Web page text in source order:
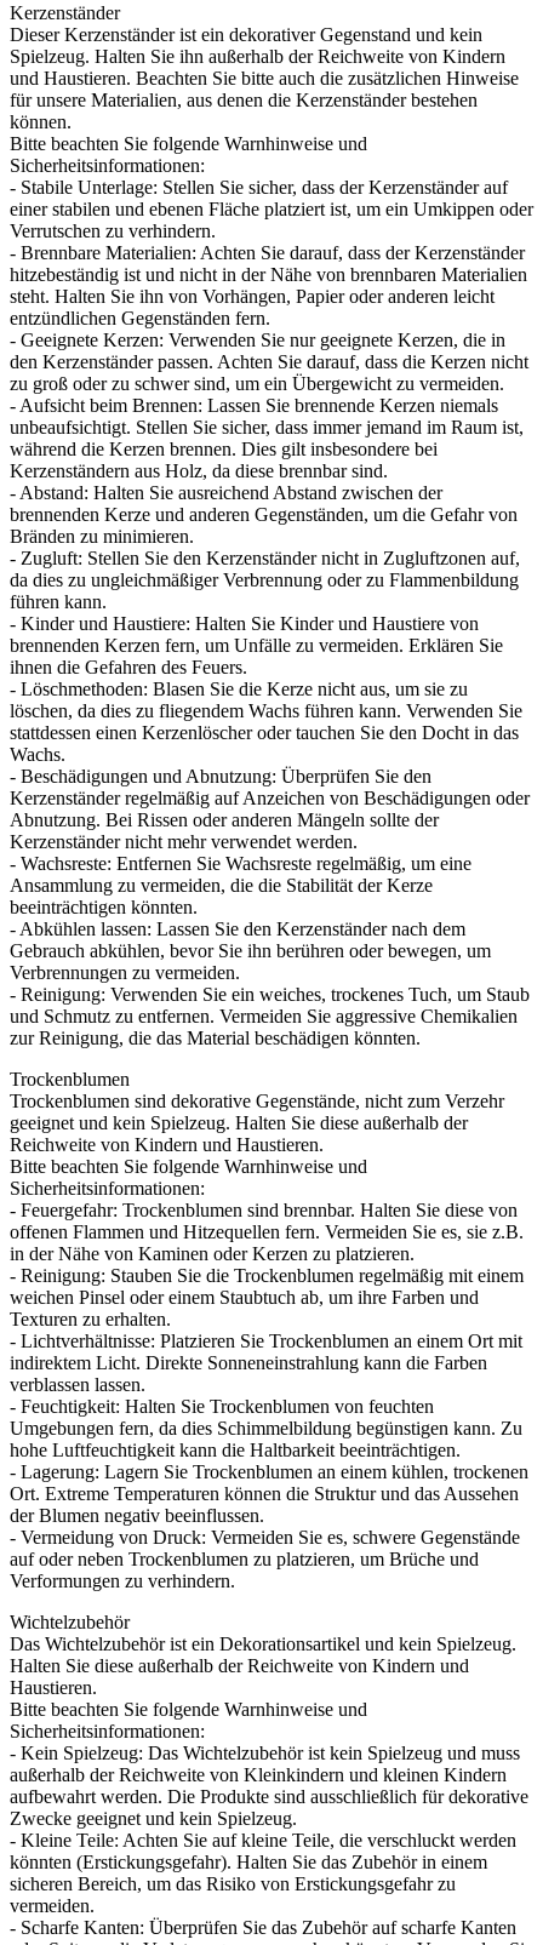
Kerzenständer
Dieser Kerzenständer ist ein dekorativer Gegenstand und kein
Spielzeug. Halten Sie ihn außerhalb der Reichweite von Kindern
und Haustieren. Beachten Sie bitte auch die zusätzlichen Hinweise
für unsere Materialien, aus denen die Kerzenständer bestehen
können.
Bitte beachten Sie folgende Warnhinweise und
Sicherheitsinformationen:
- Stabile Unterlage: Stellen Sie sicher, dass der Kerzenständer auf
einer stabilen und ebenen Fläche platziert ist, um ein Umkippen oder
Verrutschen zu verhindern.
- Brennbare Materialien: Achten Sie darauf, dass der Kerzenständer
hitzebeständig ist und nicht in der Nähe von brennbaren Materialien
steht. Halten Sie ihn von Vorhängen, Papier oder anderen leicht
entzündlichen Gegenständen fern.
- Geeignete Kerzen: Verwenden Sie nur geeignete Kerzen, die in
den Kerzenständer passen. Achten Sie darauf, dass die Kerzen nicht
zu groß oder zu schwer sind, um ein Übergewicht zu vermeiden.
- Aufsicht beim Brennen: Lassen Sie brennende Kerzen niemals
unbeaufsichtigt. Stellen Sie sicher, dass immer jemand im Raum ist,
während die Kerzen brennen. Dies gilt insbesondere bei
Kerzenständern aus Holz, da diese brennbar sind.
- Abstand: Halten Sie ausreichend Abstand zwischen der
brennenden Kerze und anderen Gegenständen, um die Gefahr von
Bränden zu minimieren.
- Zugluft: Stellen Sie den Kerzenständer nicht in Zugluftzonen auf,
da dies zu ungleichmäßiger Verbrennung oder zu Flammenbildung
führen kann.
- Kinder und Haustiere: Halten Sie Kinder und Haustiere von
brennenden Kerzen fern, um Unfälle zu vermeiden. Erklären Sie
ihnen die Gefahren des Feuers.
- Löschmethoden: Blasen Sie die Kerze nicht aus, um sie zu
löschen, da dies zu fliegendem Wachs führen kann. Verwenden Sie
stattdessen einen Kerzenlöscher oder tauchen Sie den Docht in das
Wachs.
- Beschädigungen und Abnutzung: Überprüfen Sie den
Kerzenständer regelmäßig auf Anzeichen von Beschädigungen oder
Abnutzung. Bei Rissen oder anderen Mängeln sollte der
Kerzenständer nicht mehr verwendet werden.
- Wachsreste: Entfernen Sie Wachsreste regelmäßig, um eine
Ansammlung zu vermeiden, die die Stabilität der Kerze
beeinträchtigen könnten.
- Abkühlen lassen: Lassen Sie den Kerzenständer nach dem
Gebrauch abkühlen, bevor Sie ihn berühren oder bewegen, um
Verbrennungen zu vermeiden.
- Reinigung: Verwenden Sie ein weiches, trockenes Tuch, um Staub
und Schmutz zu entfernen. Vermeiden Sie aggressive Chemikalien
zur Reinigung, die das Material beschädigen könnten.
Trockenblumen
Trockenblumen sind dekorative Gegenstände, nicht zum Verzehr
geeignet und kein Spielzeug. Halten Sie diese außerhalb der
Reichweite von Kindern und Haustieren.
Bitte beachten Sie folgende Warnhinweise und
Sicherheitsinformationen:
- Feuergefahr: Trockenblumen sind brennbar. Halten Sie diese von
offenen Flammen und Hitzequellen fern. Vermeiden Sie es, sie z.B.
in der Nähe von Kaminen oder Kerzen zu platzieren.
- Reinigung: Stauben Sie die Trockenblumen regelmäßig mit einem
weichen Pinsel oder einem Staubtuch ab, um ihre Farben und
Texturen zu erhalten.
- Lichtverhältnisse: Platzieren Sie Trockenblumen an einem Ort mit
indirektem Licht. Direkte Sonneneinstrahlung kann die Farben
verblassen lassen.
- Feuchtigkeit: Halten Sie Trockenblumen von feuchten
Umgebungen fern, da dies Schimmelbildung begünstigen kann. Zu
hohe Luftfeuchtigkeit kann die Haltbarkeit beeinträchtigen.
- Lagerung: Lagern Sie Trockenblumen an einem kühlen, trockenen
Ort. Extreme Temperaturen können die Struktur und das Aussehen
der Blumen negativ beeinflussen.
- Vermeidung von Druck: Vermeiden Sie es, schwere Gegenstände
auf oder neben Trockenblumen zu platzieren, um Brüche und
Verformungen zu verhindern.
Wichtelzubehör
Das Wichtelzubehör ist ein Dekorationsartikel und kein Spielzeug.
Halten Sie diese außerhalb der Reichweite von Kindern und
Haustieren.
Bitte beachten Sie folgende Warnhinweise und
Sicherheitsinformationen:
- Kein Spielzeug: Das Wichtelzubehör ist kein Spielzeug und muss
außerhalb der Reichweite von Kleinkindern und kleinen Kindern
aufbewahrt werden. Die Produkte sind ausschließlich für dekorative
Zwecke geeignet und kein Spielzeug.
- Kleine Teile: Achten Sie auf kleine Teile, die verschluckt werden
könnten (Erstickungsgefahr). Halten Sie das Zubehör in einem
sicheren Bereich, um das Risiko von Erstickungsgefahr zu
vermeiden.
- Scharfe Kanten: Überprüfen Sie das Zubehör auf scharfe Kanten